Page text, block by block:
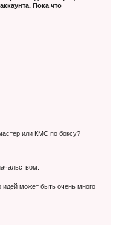
Пока что
или КМС по боксу?
может быть очень много